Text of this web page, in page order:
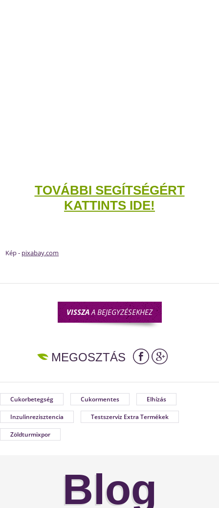
TOVÁBBI SEGÍTSÉGÉRT
KATTINTS IDE!
Kép - pixabay.com
VISSZAA BEJEGYZÉSEKHEZ
MEGOSZTÁS
Cukorbetegség Cukormentes Elhízás
Inzulinrezisztencia Testszerviz Extra Termékek
Zöldturmixpor
Blog